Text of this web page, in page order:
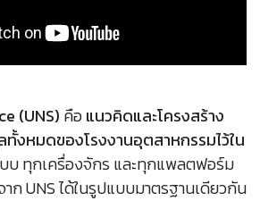
(UNS) คือแนวคิดและโครงสร้าง
งหมดของโรงงานอุตสาหกรรมไว้ใน
บ ทุกเครื่องจักร และทุกแพลตฟอร์ม
ก UNS ได้ในรูปแบบมาตรฐานเดียวกัน